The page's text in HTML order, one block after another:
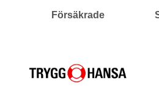
Försäkrade